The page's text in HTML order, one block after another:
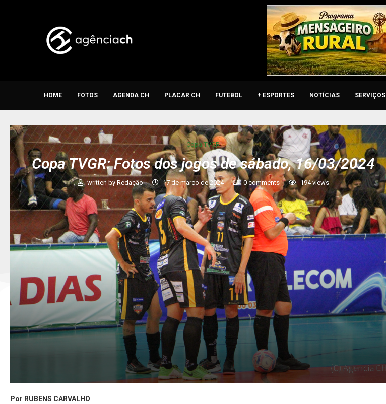
HOME FOTOS AGENDA CH PLACAR CH FUTEBOL + ESPORTES NOTÍCIAS SERVIÇOS
Copa TVGR
Copa TVGR: Fotos dos jogos de sábado, 16/03/2024
written by Redação 17 de março de 2024 0 comments 194views
Por RUBENS CARVALHO